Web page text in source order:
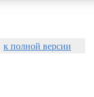
к полной версии